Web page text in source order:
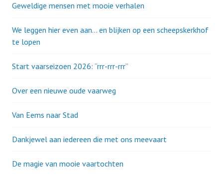
Geweldige mensen met mooie verhalen
We leggen hier even aan… en blijken op een scheepskerkhof
te lopen
Start vaarseizoen 2026: “rrr-rrr-rrr”
Over een nieuwe oude vaarweg
Van Eems naar Stad
Dankjewel aan iedereen die met ons meevaart
De magie van mooie vaartochten